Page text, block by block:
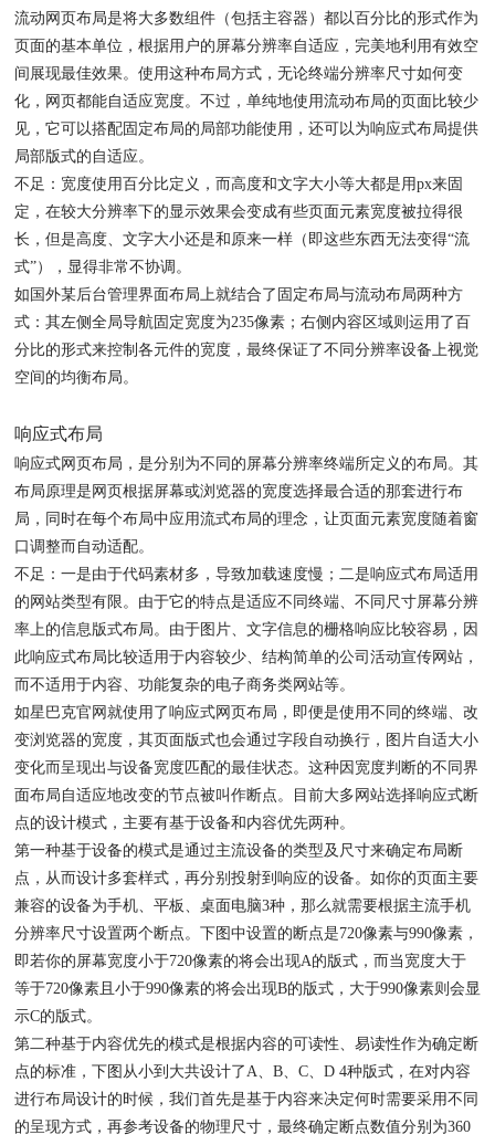
流动网页布局是将大多数组件（包括主容器）都以百分比的形式作为
页面的基本单位，根据用户的屏幕分辨率自适应，完美地利用有效空
间展现最佳效果。使用这种布局方式，无论终端分辨率尺寸如何变
化，网页都能自适应宽度。不过，单纯地使用流动布局的页面比较少
见，它可以搭配固定布局的局部功能使用，还可以为响应式布局提供
局部版式的自适应。
不足：宽度使用百分比定义，而高度和文字大小等大都是用px来固
定，在较大分辨率下的显示效果会变成有些页面元素宽度被拉得很
长，但是高度、文字大小还是和原来一样（即这些东西无法变得“流
式”），显得非常不协调。
如国外某后台管理界面布局上就结合了固定布局与流动布局两种方
式：其左侧全局导航固定宽度为235像素；右侧内容区域则运用了百
分比的形式来控制各元件的宽度，最终保证了不同分辨率设备上视觉
空间的均衡布局。
响应式布局
响应式网页布局，是分别为不同的屏幕分辨率终端所定义的布局。其
布局原理是网页根据屏幕或浏览器的宽度选择最合适的那套进行布
局，同时在每个布局中应用流式布局的理念，让页面元素宽度随着窗
口调整而自动适配。
不足：一是由于代码素材多，导致加载速度慢；二是响应式布局适用
的网站类型有限。由于它的特点是适应不同终端、不同尺寸屏幕分辨
率上的信息版式布局。由于图片、文字信息的栅格响应比较容易，因
此响应式布局比较适用于内容较少、结构简单的公司活动宣传网站，
而不适用于内容、功能复杂的电子商务类网站等。
如星巴克官网就使用了响应式网页布局，即便是使用不同的终端、改
变浏览器的宽度，其页面版式也会通过字段自动换行，图片自适大小
变化而呈现出与设备宽度匹配的最佳状态。这种因宽度判断的不同界
面布局自适应地改变的节点被叫作断点。目前大多网站选择响应式断
点的设计模式，主要有基于设备和内容优先两种。
第一种基于设备的模式是通过主流设备的类型及尺寸来确定布局断
点，从而设计多套样式，再分别投射到响应的设备。如你的页面主要
兼容的设备为手机、平板、桌面电脑3种，那么就需要根据主流手机
分辨率尺寸设置两个断点。下图中设置的断点是720像素与990像素，
即若你的屏幕宽度小于720像素的将会出现A的版式，而当宽度大于
等于720像素且小于990像素的将会出现B的版式，大于990像素则会显
示C的版式。
第二种基于内容优先的模式是根据内容的可读性、易读性作为确定断
点的标准，下图从小到大共设计了A、B、C、D 4种版式，在对内容
进行布局设计的时候，我们首先是基于内容来决定何时需要采用不同
的呈现方式，再参考设备的物理尺寸，最终确定断点数值分别为360